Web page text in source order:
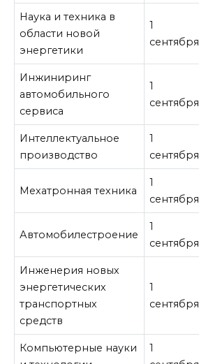
Наука и техника в
области новой
энергетики
1
сентября
Инжиниринг
автомобильного
сервиса
1
сентября
Интеллектуальное
производство
1
сентября
Мехатронная техника
1
сентября
Автомобилестроение
1
сентября
Инженерия новых
энергетических
транспортных
средств
1
сентября
Компьютерные науки
1